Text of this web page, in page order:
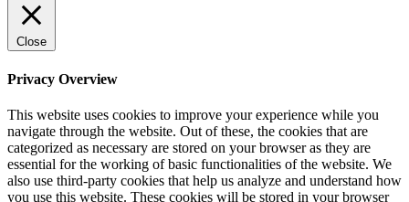
Close
Privacy Overview
This website uses cookies to improve your experience while you
navigate through the website. Out of these, the cookies that are
categorized as necessary are stored on your browser as they are
essential for the working of basic functionalities of the website. We
also use third-party cookies that help us analyze and understand how
you use this website. These cookies will be stored in your browser